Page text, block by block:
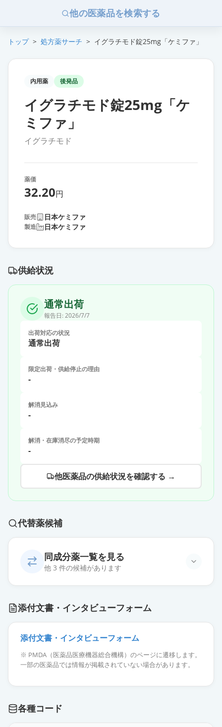
他の医薬品を検索する
トップ > 処方薬サーチ > イグラチモド錠25mg「ケミファ」
内用薬 後発品
イグラチモド錠25mg「ケ
ミファ」
イグラチモド
薬価
32.20円
販売 日本ケミファ
製造 日本ケミファ
供給状況
通常出荷
報告日: 2026/7/7
出荷対応の状況
通常出荷
限定出荷・供給停止の理由
-
解消見込み
-
解消・在庫消尽の予定時期
-
他医薬品の供給状況を確認する →
代替薬候補
同成分薬一覧を見る
他 3 件の候補があります
薬価 32.20 円
イグラチモド錠25mg「サワイ」
薬価 73.70 円
添付文書・インタビューフォーム
添付文書・インタビューフォーム
※ PMDA（医薬品医療機器総合機構）のページに遷移します。
一部の医薬品では情報が掲載されていない場合があります。
各種コード